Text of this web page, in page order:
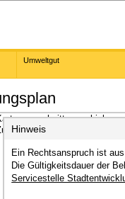
Umweltgut
Hinweis
Ein Rechtsanspruch ist
Die Gültigkeitsdauer der
Servicestelle